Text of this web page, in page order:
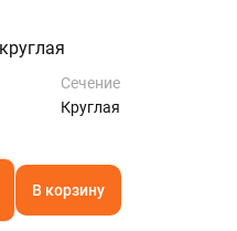
Сечение
Круглая
В корзину